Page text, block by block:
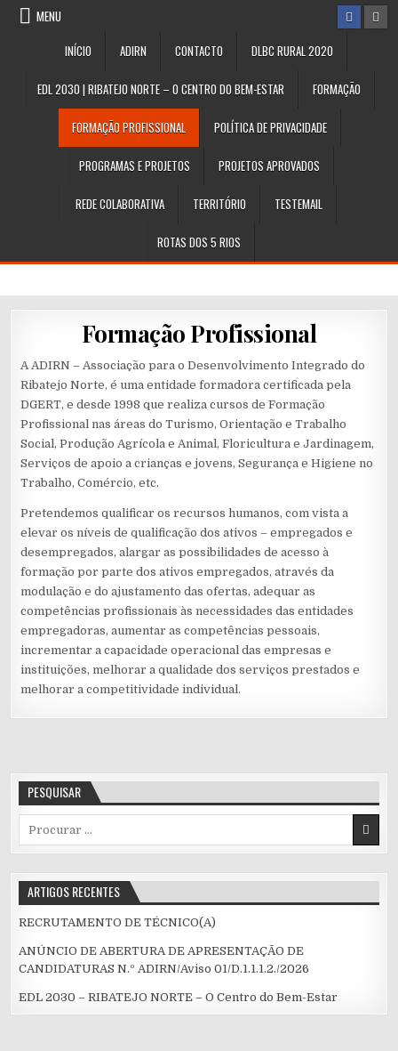
Skip
MENU
INÍCIO
ADIRN CONTACTO DLBC RURAL 2020
EDL 2030 | RIBATEJO NORTE – O CENTRO DO BEM-ESTAR FORMAÇÃO
FORMAÇÃO PROFISSIONAL POLÍTICA DE PRIVACIDADE
PROGRAMAS E PROJETOS PROJETOS APROVADOS
REDE COLABORATIVA TERRITÓRIO TESTEMAIL
ROTAS DOS 5 RIOS
Formação Profissional
A ADIRN – Associação para o Desenvolvimento Integrado do
Ribatejo Norte, é uma entidade formadora certificada pela
DGERT, e desde 1998 que realiza cursos de Formação
Profissional nas áreas do Turismo, Orientação e Trabalho
Social, Produção Agrícola e Animal, Floricultura e Jardinagem,
Serviços de apoio a crianças e jovens, Segurança e Higiene no
Trabalho, Comércio, etc.
Pretendemos qualificar os recursos humanos, com vista a
elevar os níveis de qualificação dos ativos – empregados e
desempregados, alargar as possibilidades de acesso à
formação por parte dos ativos empregados, através da
modulação e do ajustamento das ofertas, adequar as
competências profissionais às necessidades das entidades
empregadoras, aumentar as competências pessoais,
incrementar a capacidade operacional das empresas e
instituições, melhorar a qualidade dos serviços prestados e
melhorar a competitividade individual.
PESQUISAR
ARTIGOS RECENTES
RECRUTAMENTO DE TÉCNICO(A)
ANÚNCIO DE ABERTURA DE APRESENTAÇÃO DE
CANDIDATURAS N.º ADIRN/Aviso 01/D.1.1.1.2./2026
EDL 2030 – RIBATEJO NORTE – O Centro do Bem-Estar